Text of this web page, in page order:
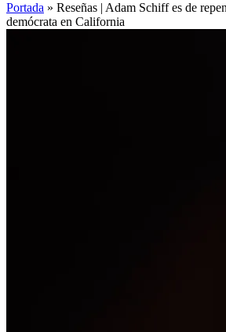
Portada » Reseñas | Adam Schiff es de
demócrata en California